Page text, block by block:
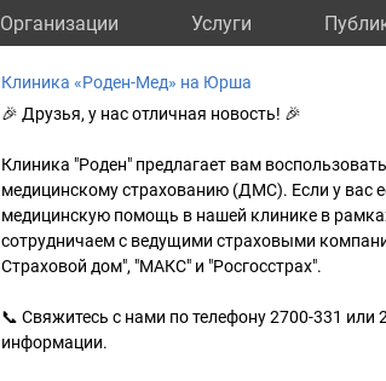
Организации Услуги
Клиника «Роден-Мед» на Юрша
🎉 Друзья, у нас отличная новость! 🎉
Клиника "Роден" предлагает вам
медицинскому страхованию (ДМС). Если у вас
медицинскую помощь в нашей клинике в
сотрудничаем с ведущими страховыми
Страховой дом", "МАКС" и "Росгосстрах".
📞 Свяжитесь с нами по телефону 2700-331 или
информации.